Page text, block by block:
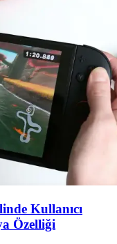
Kullanıcı
Özelliği